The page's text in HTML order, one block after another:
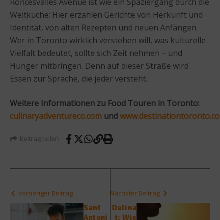
Weltküche: Hier erzählen Gerichte von Herkunft und
Identität, von alten Rezepten und neuen Anfängen.
Wer in Toronto wirklich verstehen will, was kulturelle
Vielfalt bedeutet, sollte sich Zeit nehmen – und
Hunger mitbringen. Denn auf dieser Straße wird
Essen zur Sprache, die jeder versteht.
Weitere Informationen zu Food Touren in Toronto:
culinaryadventureco.com und
Beitrag teilen
vorheriger Beitrag
Sant
Antoni
Nächster Beitrag
Delina
t: Wie